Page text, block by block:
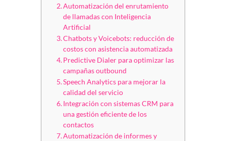
Automatización del enrutamiento
de llamadas con Inteligencia
Artificial
Chatbots y Voicebots: reducción de
costos con asistencia automatizada
Predictive Dialer para optimizar las
campañas outbound
Speech Analytics para mejorar la
calidad del servicio
Integración con sistemas CRM para
una gestión eficiente de los
contactos
Automatización de informes y